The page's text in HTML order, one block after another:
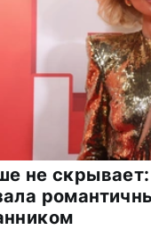
не